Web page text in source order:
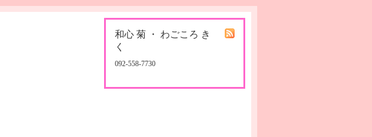
和心 菊 ・ わごころ き
く
092-558-7730